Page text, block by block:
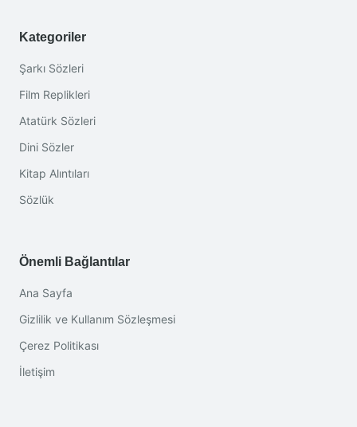
Kategoriler
Şarkı Sözleri
Film Replikleri
Atatürk Sözleri
Dini Sözler
Kitap Alıntıları
Sözlük
Önemli Bağlantılar
Ana Sayfa
Gizlilik ve Kullanım Sözleşmesi
Çerez Politikası
İletişim